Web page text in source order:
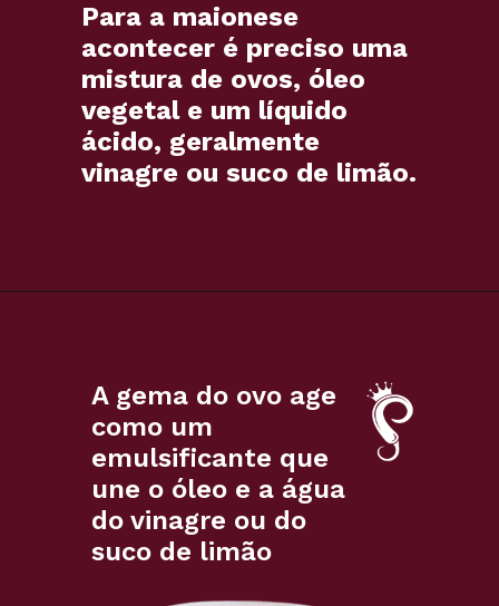
Para a maionese
acontecer é preciso uma
mistura de ovos, óleo
vegetal e um líquido
ácido, geralmente
vinagre ou suco de limão.
A gema do ovo age
como um
emulsificante que
une o óleo e a água
do vinagre ou do
suco de limão